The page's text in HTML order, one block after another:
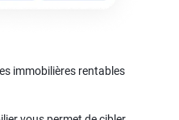
immobilières rentables